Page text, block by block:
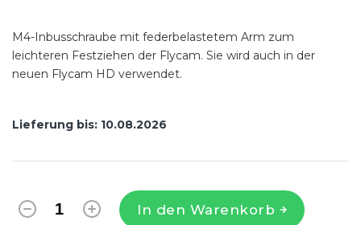
Lieferung bis: 10.08.2026
In den Warenkorb
M4-Inbusschraube mit federbelastetem Arm zum
leichteren Festziehen der Flycam. Sie wird auch in der
neuen Flycam HD verwendet.